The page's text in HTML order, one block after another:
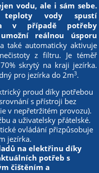
vodu, ale i sám sebe.
teploty vody spustí
v případě potřeby
reálnou úsporu
také automaticky aktivuje
z filtru. Je téměř
skrytý na kraji jezírka.
pro jezírka do 2m3.
proud díky potřebou
s přístroji bez
v nepřetržitém provozu).
a uživatelsky přátelské.
ovládání přizpůsobuje
jezírka.
na elektřinu díky
potřeb s
čištěním a